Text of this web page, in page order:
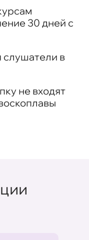
30 дней с
слушатели в
не входят